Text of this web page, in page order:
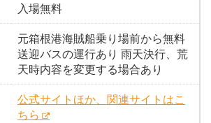
入場無料
元箱根港海賊船乗り場前から無料
送迎バスの運行あり 雨天決行、荒
天時内容を変更する場合あり
公式サイトほか、関連サイトはこ
ちら